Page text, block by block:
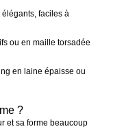
faciles à
ou en maille torsadée
en laine épaisse ou
?
et sa forme beaucoup